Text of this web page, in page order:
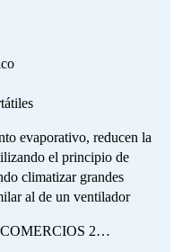
evaporativo, reducen la
el principio de
climatizar grandes
al de un ventilador
2…